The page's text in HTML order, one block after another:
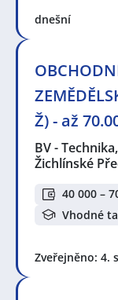
dnešní
Ž) - až
BV -
Žichlínské
40 000 –
Vhodné
Zveřejněno: 4.